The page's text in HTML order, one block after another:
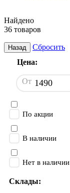
Найдено
36 товаров
Назад
Сбросить
Цена:
От
По акции
В наличии
Нет в наличии
Склады: